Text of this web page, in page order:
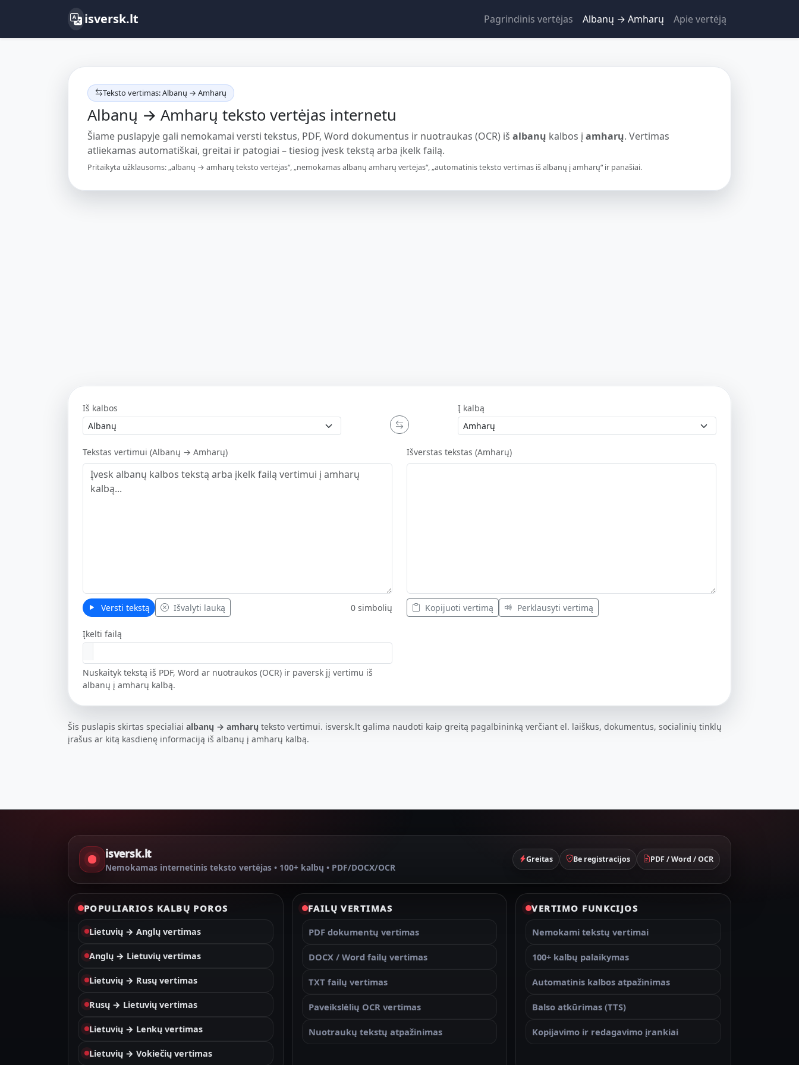
isversk.lt Pagrindinis vertėjas Albanų → Amharų Apie vertėją
Teksto vertimas: Albanų → Amharų
Albanų → Amharų teksto vertėjas internetu
Šiame puslapyje gali nemokamai versti tekstus, PDF, Word dokumentus ir nuotraukas (OCR) iš albanų kalbos į amharų. Vertimas
atliekamas automatiškai, greitai ir patogiai – tiesiog įvesk tekstą arba įkelk failą.
Pritaikyta užklausoms: „albanų → amharų teksto vertėjas“, „nemokamas albanų amharų vertėjas“, „automatinis teksto vertimas iš albanų į amharų“ ir panašiai.
Iš kalbos Į kalbą
Tekstas vertimui (Albanų → Amharų)
Versti tekstą Išvalyti lauką 0 simbolių
Įkelti failą
Nuskaityk tekstą iš PDF, Word ar nuotraukos (OCR) ir paversk jį vertimu iš
albanų į amharų kalbą.
Išverstas tekstas (Amharų)
Kopijuoti vertimą Perklausyti vertimą
Šis puslapis skirtas specialiai albanų → amharų teksto vertimui. isversk.lt galima naudoti kaip greitą pagalbininką verčiant el. laiškus, dokumentus, socialinių tinklų
įrašus ar kitą kasdienę informaciją iš albanų į amharų kalbą.
isversk.lt
Nemokamas internetinis teksto vertėjas • 100+ kalbų • PDF/DOCX/OCR
Greitas Be registracijos PDF / Word / OCR
POPULIARIOS KALBŲ POROS
Lietuvių → Anglų vertimas
Anglų → Lietuvių vertimas
Lietuvių → Rusų vertimas
Rusų → Lietuvių vertimas
Lietuvių → Lenkų vertimas
Lietuvių → Vokiečių vertimas
FAILŲ VERTIMAS
PDF dokumentų vertimas
DOCX / Word failų vertimas
TXT failų vertimas
Paveikslėlių OCR vertimas
Nuotraukų tekstų atpažinimas
VERTIMO FUNKCIJOS
Nemokami tekstų vertimai
100+ kalbų palaikymas
Automatinis kalbos atpažinimas
Balso atkūrimas (TTS)
Kopijavimo ir redagavimo įrankiai